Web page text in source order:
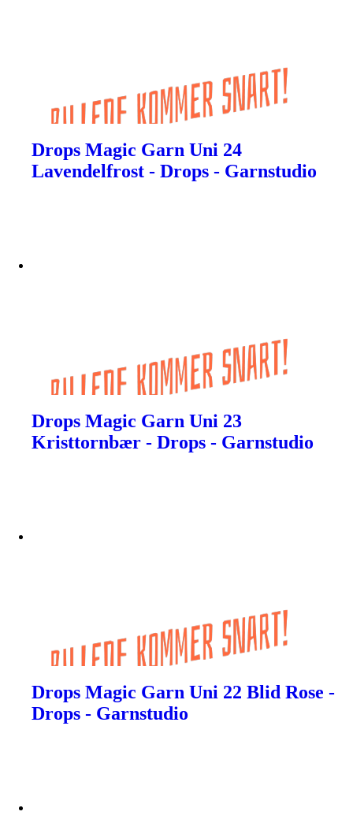
Drops Magic Garn Uni 24
Lavendelfrost - Drops - Garnstudio
Drops Magic Garn Uni 23
Kristtornbær - Drops - Garnstudio
Drops Magic Garn Uni 22 Blid Rose -
Drops - Garnstudio